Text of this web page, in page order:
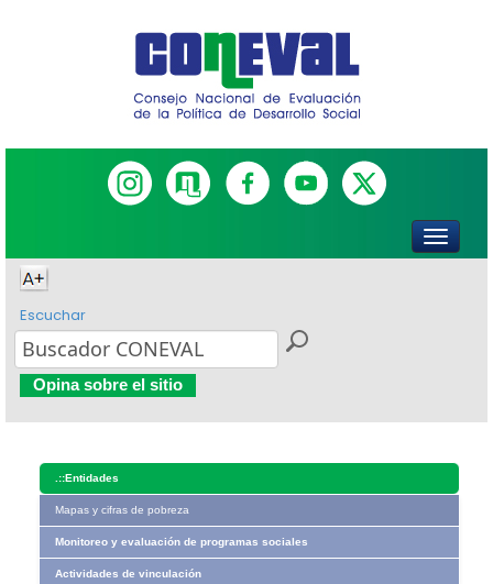
Escuchar
Opina sobre el sitio
.::Entidades
Mapas y cifras de pobreza
Monitoreo y evaluación de programas sociales
Actividades de vinculación